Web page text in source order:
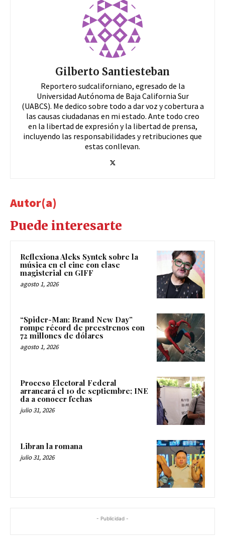
Gilberto Santiesteban
Reportero sudcaliforniano, egresado de la
Universidad Autónoma de Baja California Sur
(UABCS). Me dedico sobre todo a dar voz y cobertura a
las causas ciudadanas en mi estado. Ante todo creo
en la libertad de expresión y la libertad de prensa,
incluyendo las responsabilidades y retribuciones que
estas conllevan.
Autor(a)
Puede interesarte
Reflexiona Aleks Syntek sobre la
música en el cine con clase
magisterial en GIFF
agosto 1, 2026
“Spider-Man: Brand New Day”
rompe récord de preestrenos con
72 millones de dólares
agosto 1, 2026
Proceso Electoral Federal
arrancará el 10 de septiembre; INE
da a conocer fechas
julio 31, 2026
Libran la romana
julio 31, 2026
- Publicidad -